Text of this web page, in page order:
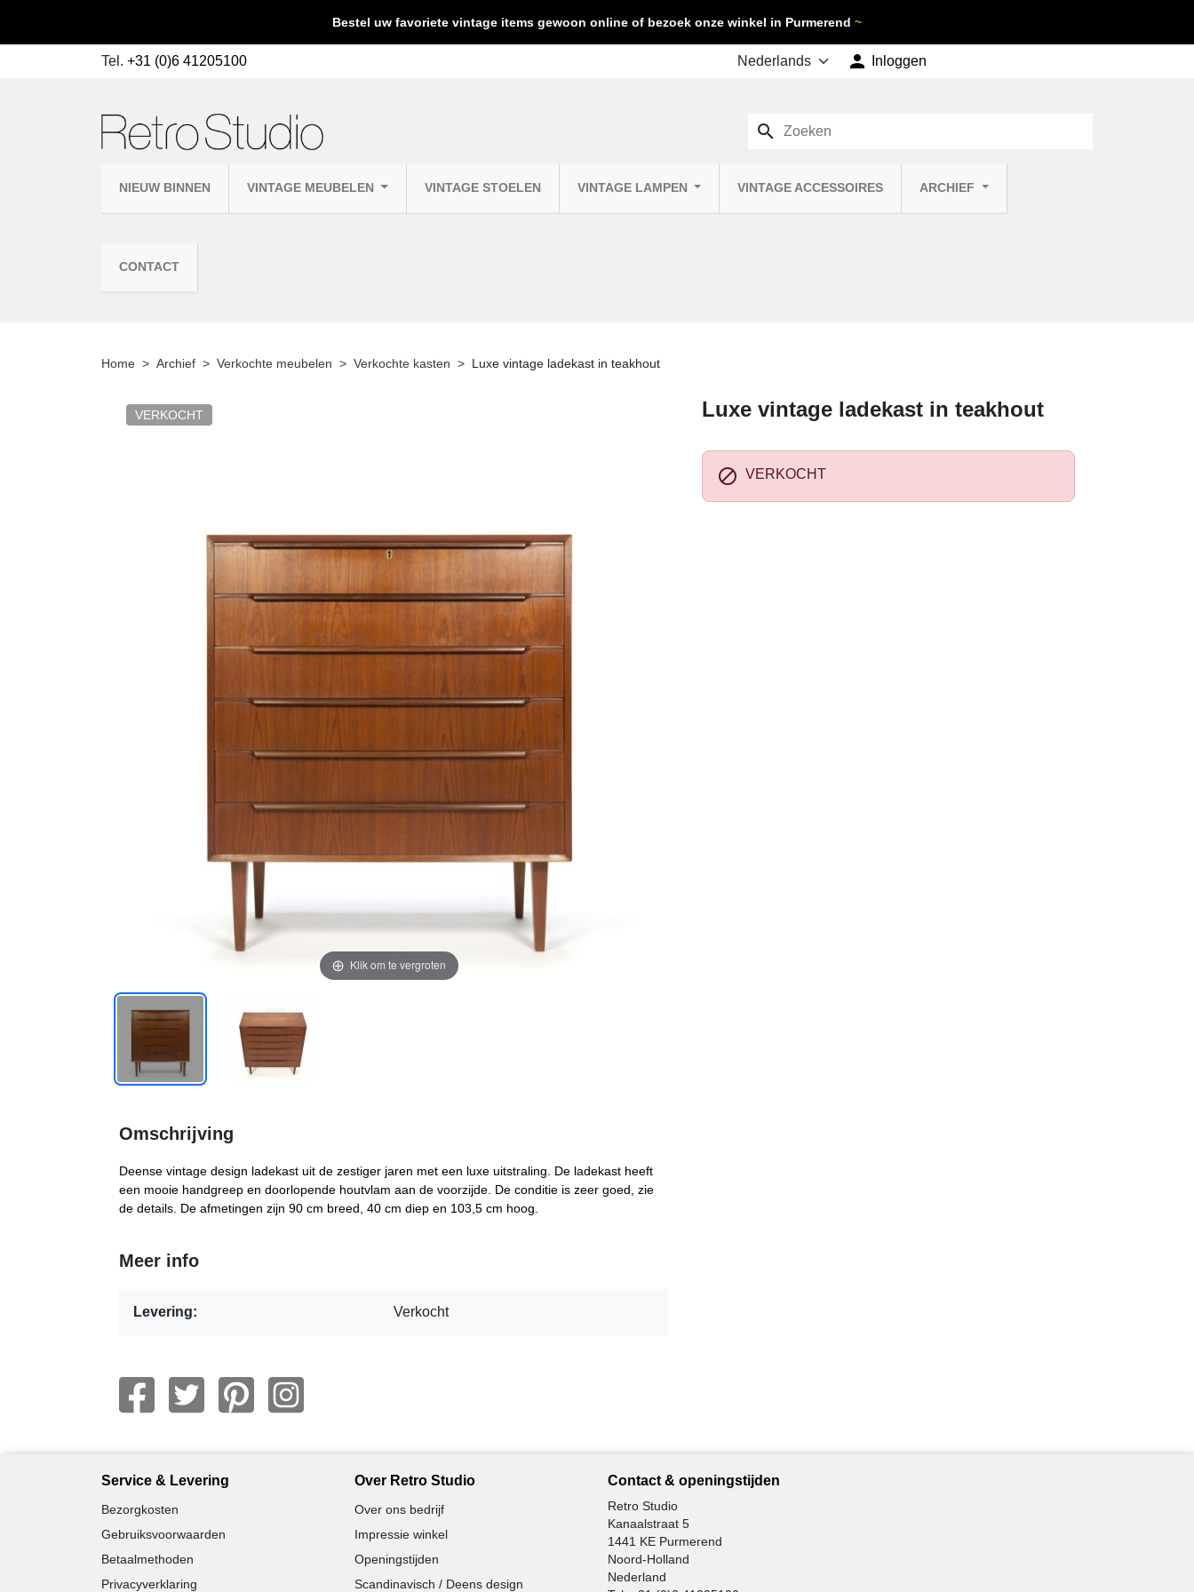
Bestel uw favoriete vintage items gewoon online of bezoek onze winkel in Purmerend ~
Tel. +31 (0)6 41205100  Inloggen
NIEUW BINNEN VINTAGE MEUBELEN VINTAGE STOELEN VINTAGE LAMPEN VINTAGE ACCESSOIRES ARCHIEF
CONTACT
search
Home Archief Verkochte meubelen Verkochte kasten Luxe vintage ladekast in teakhout
VERKOCHT
Klik om te vergroten
Luxe vintage ladekast in teakhout
 VERKOCHT
Omschrijving
Deense vintage design ladekast uit de zestiger jaren met een luxe uitstraling. De ladekast heeft
een mooie handgreep en doorlopende houtvlam aan de voorzijde. De conditie is zeer goed, zie
de details. De afmetingen zijn 90 cm breed, 40 cm diep en 103,5 cm hoog.
Meer info
Levering: Verkocht
Service & Levering
Bezorgkosten
Gebruiksvoorwaarden
Betaalmethoden
Privacyverklaring
Over Retro Studio
Over ons bedrijf
Impressie winkel
Openingstijden
Scandinavisch / Deens design
Contact & openingstijden
Retro Studio
Kanaalstraat 5
1441 KE Purmerend
Noord-Holland
Nederland